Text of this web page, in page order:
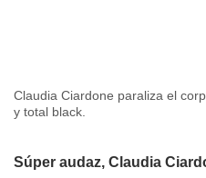
Claudia Ciardone paraliza el
y total black.
Súper audaz, Claudia